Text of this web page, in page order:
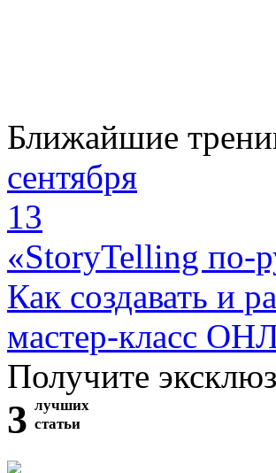
Ближайшие
сентября
13
«StoryTelling по-
Как создавать и
мастер-класс
Получите
3 лучших
статьи